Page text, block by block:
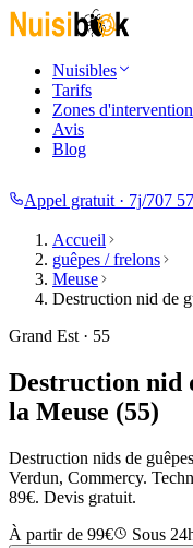
Nuisibles
Tarifs
Zones d'intervention
Avis
Blog
Appel gratuit · 7j/707
Accueil
guêpes / frelons
Meuse
Destruction nid de
Grand Est · 55
Destruction nid
la Meuse (55)
Destruction nids de
Verdun, Commercy.
89€. Devis gratuit.
À partir de 99€
Sous